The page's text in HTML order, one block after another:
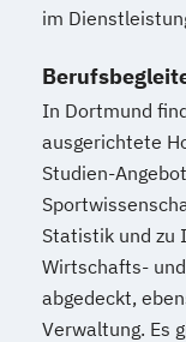
im
In Dortmund
ausgerichtete
Studien-
Statistik und zu
Wirtschafts-
abgedeckt,
Verwaltung. Es